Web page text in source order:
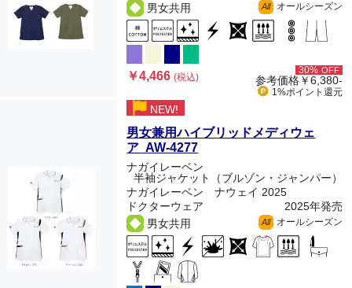
男女共用
All オールシーズン
￥4,466(税込)
30% OFF
参考価格￥6,380-
1%ポイント 還元
NEW!
男女兼用ハイブリッドメディウェ
ア AW-4277
ナガイレーベン
半袖ジャケット（ブルゾン・ジャンパー）
ナガイレーベン ナウェイ 2025
ドクターウェア
2025年発売
男女共用
All オールシーズン